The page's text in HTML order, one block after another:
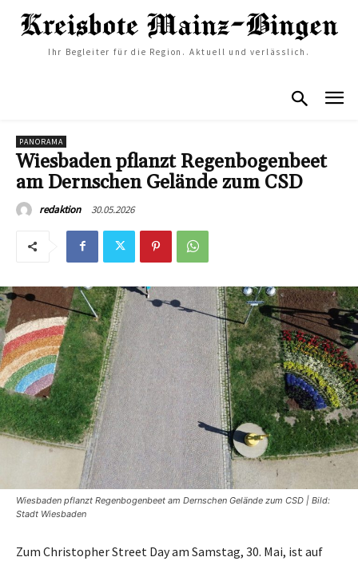
Ihr Begleiter für die Region. Aktuell und verlässlich.
PANORAMA
Wiesbaden pflanzt Regenbogenbeet
am Dernschen Gelände zum CSD
redaktion 30.05.2026
Wiesbaden pflanzt Regenbogenbeet am Dernschen Gelände zum CSD | Bild:
Stadt Wiesbaden
Zum Christopher Street Day am Samstag, 30. Mai, ist auf